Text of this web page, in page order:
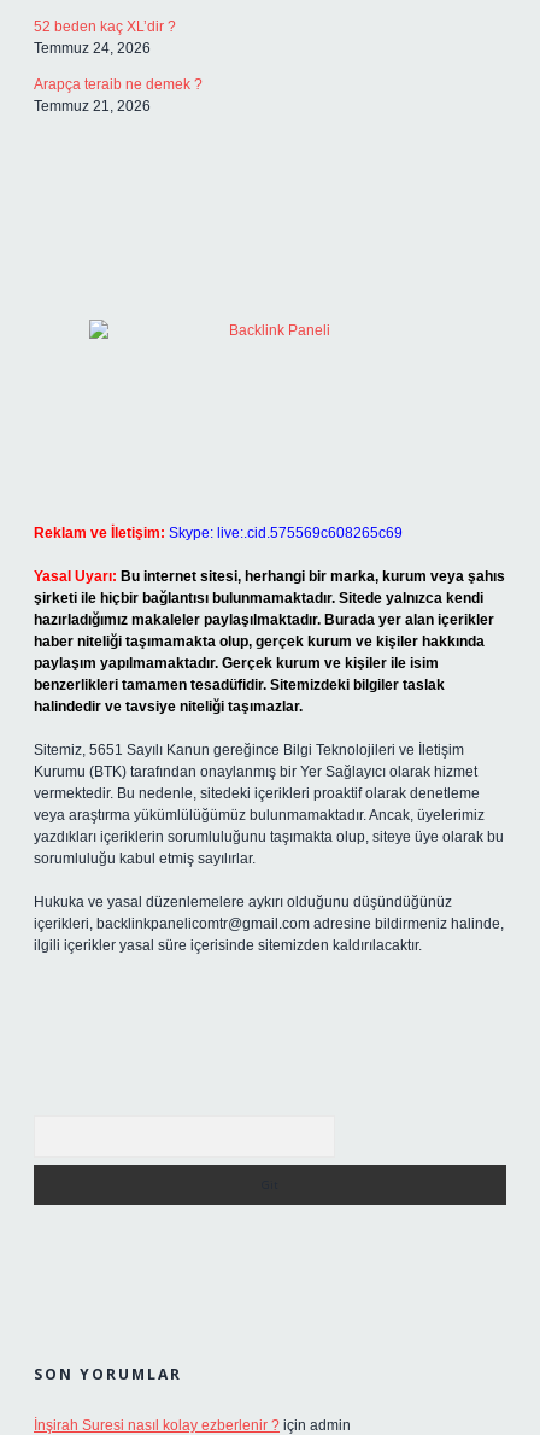
52 beden kaç XL’dir ?
Temmuz 24, 2026
Arapça teraib ne demek ?
Temmuz 21, 2026
Reklam ve İletişim: Skype: live:.cid.575569c608265c69
Yasal Uyarı: Bu internet sitesi, herhangi bir marka, kurum veya şahıs
şirketi ile hiçbir bağlantısı bulunmamaktadır. Sitede yalnızca kendi
hazırladığımız makaleler paylaşılmaktadır. Burada yer alan içerikler
haber niteliği taşımamakta olup, gerçek kurum ve kişiler hakkında
paylaşım yapılmamaktadır. Gerçek kurum ve kişiler ile isim
benzerlikleri tamamen tesadüfidir. Sitemizdeki bilgiler taslak
halindedir ve tavsiye niteliği taşımazlar.
Sitemiz, 5651 Sayılı Kanun gereğince Bilgi Teknolojileri ve İletişim
Kurumu (BTK) tarafından onaylanmış bir Yer Sağlayıcı olarak hizmet
vermektedir. Bu nedenle, sitedeki içerikleri proaktif olarak denetleme
veya araştırma yükümlülüğümüz bulunmamaktadır. Ancak, üyelerimiz
yazdıkları içeriklerin sorumluluğunu taşımakta olup, siteye üye olarak bu
sorumluluğu kabul etmiş sayılırlar.
Hukuka ve yasal düzenlemelere aykırı olduğunu düşündüğünüz
içerikleri, backlinkpanelicomtr@gmail.com adresine bildirmeniz halinde,
ilgili içerikler yasal süre içerisinde sitemizden kaldırılacaktır.
SON YORUMLAR
İnşirah Suresi nasıl kolay ezberlenir ? için admin